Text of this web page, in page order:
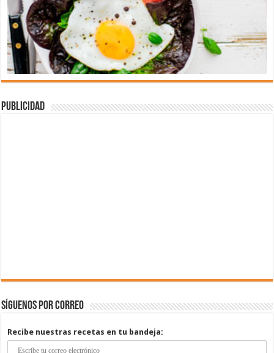
Publicidad
Síguenos por correo
Recibe nuestras recetas en tu bandeja: